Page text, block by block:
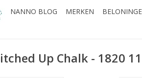
NANNO BLOG
MERKEN
Up Chalk - 1820 11